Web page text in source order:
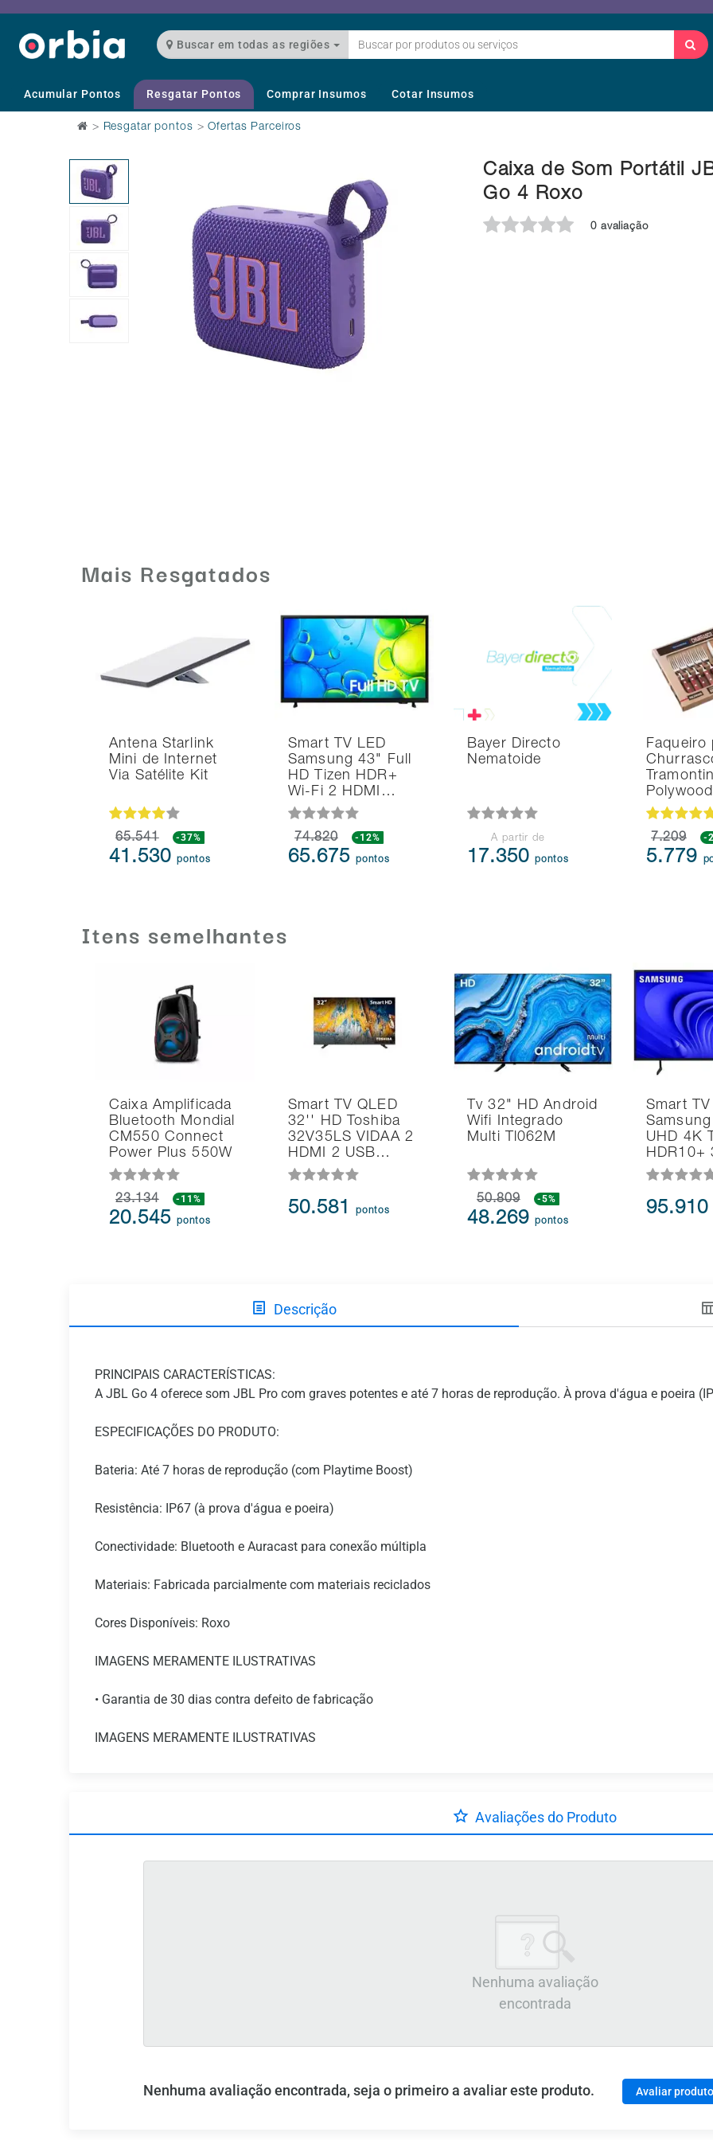
Buscar em todas as regiões
Acumular Pontos Resgatar Pontos Comprar Insumos Cotar Insumos
> Resgatar pontos >Ofertas Parceiros
Caixa de Som Portátil
Go 4 Roxo
0 avaliação
Mais Resgatados
Antena Starlink
Mini de Internet
Via Satélite Kit
65.541 -37%
41.530pontos
Smart TV LED
Samsung 43" Full
HD Tizen HDR+
Wi-Fi 2 HDMI…
74.820 -12%
65.675pontos
Bayer Directo
Nematoide
A partir de
17.350pontos
Faqueiro
7.209 -
5.779
Itens semelhantes
Caixa Amplificada
Bluetooth Mondial
CM550 Connect
Power Plus 550W
23.134 -11%
20.545pontos
Smart TV QLED
32'' HD Toshiba
32V35LS VIDAA 2
HDMI 2 USB…
50.581pontos
Tv 32" HD Android
Wifi Integrado
Multi Tl062M
50.809 -5%
48.269pontos
Smart
UHD 4K
Descrição
PRINCIPAIS CARACTERÍSTICAS:
A JBL Go 4 oferece som JBL Pro com graves potentes e até 7 horas de reprodução. À prova d'água e poeira
ESPECIFICAÇÕES DO PRODUTO:
Bateria: Até 7 horas de reprodução (com Playtime Boost)
Resistência: IP67 (à prova d'água e poeira)
Conectividade: Bluetooth e Auracast para conexão múltipla
Materiais: Fabricada parcialmente com materiais reciclados
Cores Disponíveis: Roxo
IMAGENS MERAMENTE ILUSTRATIVAS
• Garantia de 30 dias contra defeito de fabricação
IMAGENS MERAMENTE ILUSTRATIVAS
Avaliações do Produto
Nenhuma avaliação
encontrada
Nenhuma avaliação encontrada, seja o primeiro a avaliar este produto. Avaliar produto